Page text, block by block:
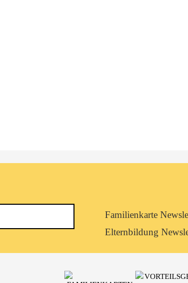
Newsletterkategorie
abonnieren
Familienkarte
Elternbildung